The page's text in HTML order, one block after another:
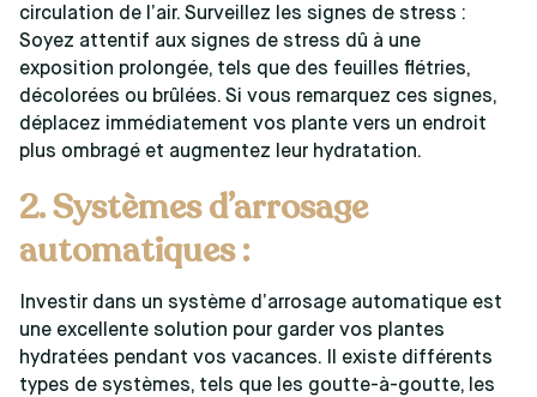
circulation de l’air. Surveillez les signes de stress :
Soyez attentif aux signes de stress dû à une
exposition prolongée, tels que des feuilles flétries,
décolorées ou brûlées. Si vous remarquez ces signes,
déplacez immédiatement vos plante vers un endroit
plus ombragé et augmentez leur hydratation.
2. Systèmes d’arrosage
automatiques :
Investir dans un système d’arrosage automatique est
une excellente solution pour garder vos plantes
hydratées pendant vos vacances. Il existe différents
types de systèmes, tels que les goutte-à-goutte, les